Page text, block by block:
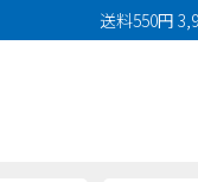
送料550円